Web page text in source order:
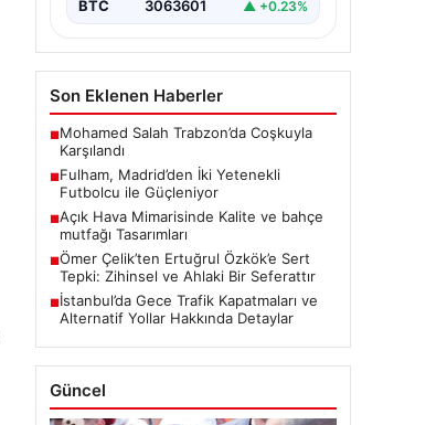
BTC 3063601 ▲ +0.23%
Son Eklenen Haberler
■Mohamed Salah Trabzon’da Coşkuyla
Karşılandı
■Fulham, Madrid’den İki Yetenekli
Futbolcu ile Güçleniyor
■Açık Hava Mimarisinde Kalite ve bahçe
mutfağı Tasarımları
■Ömer Çelik’ten Ertuğrul Özkök’e Sert
Tepki: Zihinsel ve Ahlaki Bir Seferattır
■İstanbul’da Gece Trafik Kapatmaları ve
Alternatif Yollar Hakkında Detaylar
Güncel